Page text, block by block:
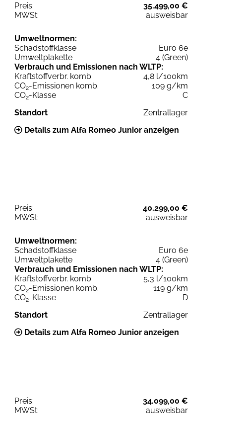
Preis:
35.499,00 €
MWSt:
ausweisbar
Umweltnormen:
Schadstoffklasse
Euro 6e
Umweltplakette
4 (Green)
Verbrauch und Emissionen nach WLTP:
Kraftstoffverbr. komb.
4,8 l/100km
CO2-Emissionen komb.
109 g/km
CO2-Klasse
C
Standort
Zentrallager
Details zum Alfa Romeo Junior anzeigen
Preis:
40.299,00 €
MWSt:
ausweisbar
Umweltnormen:
Schadstoffklasse
Euro 6e
Umweltplakette
4 (Green)
Verbrauch und Emissionen nach WLTP:
Kraftstoffverbr. komb.
5,3 l/100km
CO2-Emissionen komb.
119 g/km
CO2-Klasse
D
Standort
Zentrallager
Details zum Alfa Romeo Junior anzeigen
Preis:
34.099,00 €
MWSt:
ausweisbar